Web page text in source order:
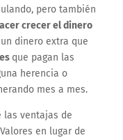
pero también
crecer el dinero
dinero extra que
que pagan las
herencia o
mes a mes.
las ventajas de
en lugar de